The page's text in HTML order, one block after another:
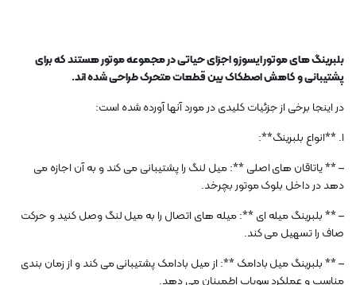
بلبرینگ های موتور ایسوزو اجزای حیاتی در مجموعه موتور هستند که برای
پشتیبانی و کاهش اصطکاک بین قطعات متحرک طراحی شده اند.
در اینجا برخی از جزئیات کلیدی در مورد آنها آورده شده است:
1. **انواع بلبرینگ**:
– ** یاتاقان های اصلی **: میل لنگ را پشتیبانی می کند و به آن اجازه می
دهد در داخل بلوک موتور بچرخد.
– ** بلبرینگ میله ای **: میله های اتصال را به میل لنگ وصل کنید و حرکت
صاف را تسهیل می کند.
– ** بلبرینگ میل بادامک **: از میل بادامک پشتیبانی می کند و از زمان بندی